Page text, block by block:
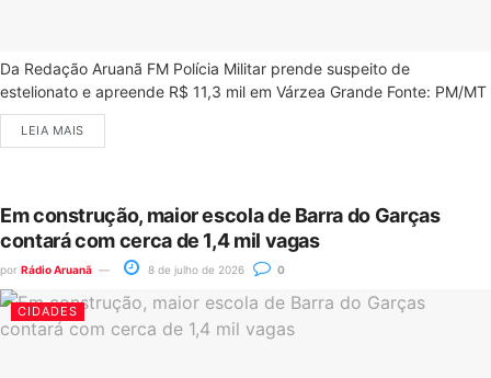
Da Redação Aruanã FM Polícia Militar prende suspeito de
estelionato e apreende R$ 11,3 mil em Várzea Grande Fonte: PM/MT
LEIA MAIS
Em construção, maior escola de Barra do Garças
contará com cerca de 1,4 mil vagas
por Rádio Aruanã 8 de julho de 2026 0
CIDADES